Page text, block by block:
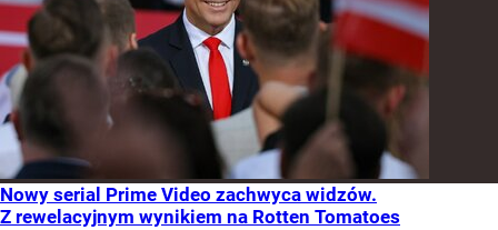
Nowy serial Prime Video zachwyca widzów.
Z rewelacyjnym wynikiem na Rotten Tomatoes